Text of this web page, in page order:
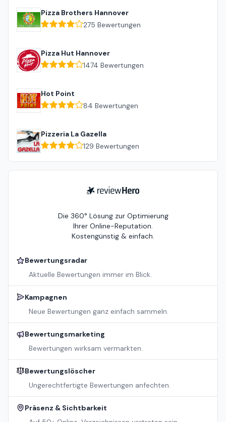
Pizza Brothers Hannover
275 Bewertungen
Pizza Hut Hannover
1474 Bewertungen
Hot Point
84 Bewertungen
Pizzeria La Gazella
129 Bewertungen
ReviewHero
Die 360° Lösung zur Optimierung
Ihrer Online-Reputation.
Kostengünstig & einfach.
Bewertungsradar
Aktuelle Bewertungen immer im Blick.
Kampagnen
Neue Bewertungen ganz einfach sammeln.
Bewertungsmarketing
Bewertungen wirksam vermarkten.
Bewertungslöscher
Ungerechtfertigte Bewertungen anfechten.
Präsenz & Sichtbarkeit